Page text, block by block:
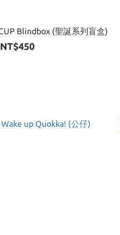
[Dinotaeng] COCOCUP Blindbox (聖誕系列盲盒)
NT$450